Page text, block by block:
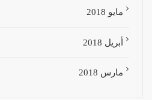
مايو 2018
أبريل 2018
مارس 2018